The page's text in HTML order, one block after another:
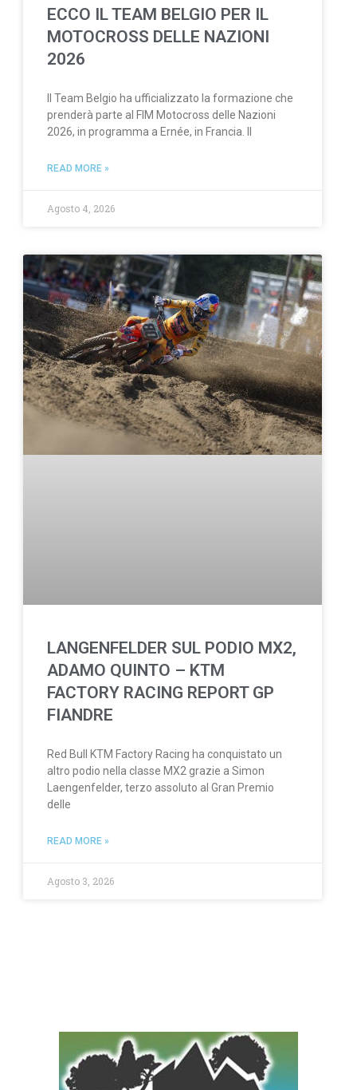
ECCO IL TEAM BELGIO PER IL
MOTOCROSS DELLE NAZIONI
2026
Il Team Belgio ha ufficializzato la formazione che
prenderà parte al FIM Motocross delle Nazioni
2026, in programma a Ernée, in Francia. Il
READ MORE »
Agosto 4, 2026
LANGENFELDER SUL PODIO MX2,
ADAMO QUINTO – KTM
FACTORY RACING REPORT GP
FIANDRE
Red Bull KTM Factory Racing ha conquistato un
altro podio nella classe MX2 grazie a Simon
Laengenfelder, terzo assoluto al Gran Premio
delle
READ MORE »
Agosto 3, 2026